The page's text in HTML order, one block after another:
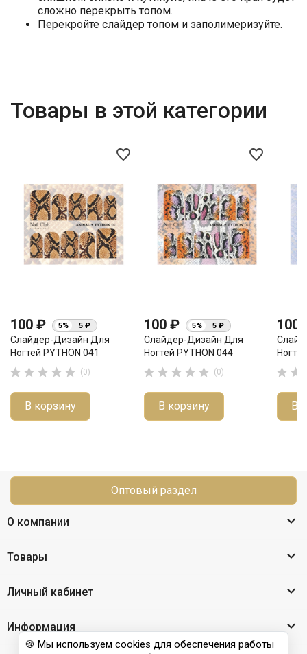
сложно перекрыть топом.
Перекройте слайдер топом и заполимеризуйте.
Товары в этой категории
favorite_border
100 ₽ 5% 5 ₽
Слайдер-Дизайн Для
Ногтей PYTHON 041
     (0)
В корзину
favorite_border
100 ₽ 5% 5 ₽
Слайдер-Дизайн Для
Ногтей PYTHON 044
     (0)
В корзину
100
 
В
Оптовый раздел
О компании 
Товары 
Личный кабинет 
Информация 
🍪 Мы используем cookies для обеспечения работы